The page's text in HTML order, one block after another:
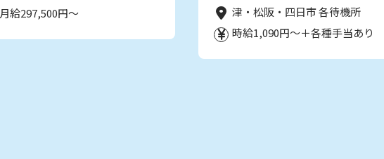
月給297,500円～
津・松阪・四日市 各待機所
時給1,090円～＋各種手当あり